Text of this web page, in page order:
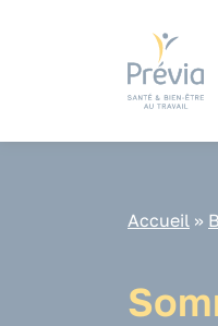
Accueil »